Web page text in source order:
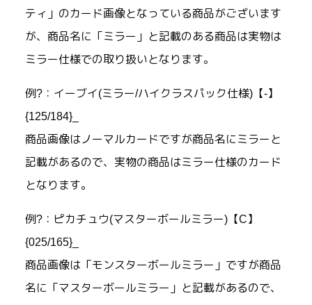
ティ」のカード画像となっている商品がございます
が、商品名に「ミラー」と記載のある商品は実物は
ミラー仕様での取り扱いとなります。
例?：イーブイ(ミラー/ハイクラスパック仕様)【-】
{125/184}_
商品画像はノーマルカードですが商品名にミラーと
記載があるので、実物の商品はミラー仕様のカード
となります。
例?：ピカチュウ(マスターボールミラー)【C】
{025/165}_
商品画像は「モンスターボールミラー」ですが商品
名に「マスターボールミラー」と記載があるので、